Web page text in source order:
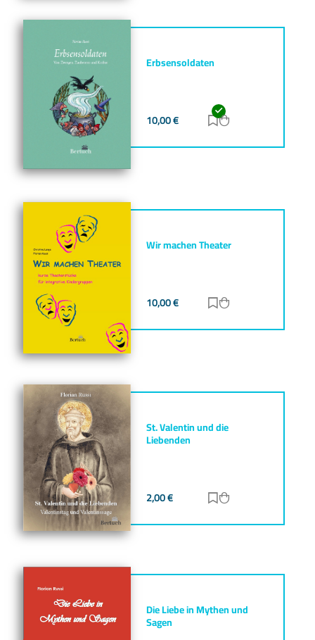
Erbsensoldaten
10,00€ Zur Merkliste
Wir machen Theater
10,00€ Zur Merkliste
St. Valentin und die
Liebenden
2,00€ Zur Merkliste
Die Liebe in Mythen und
Sagen